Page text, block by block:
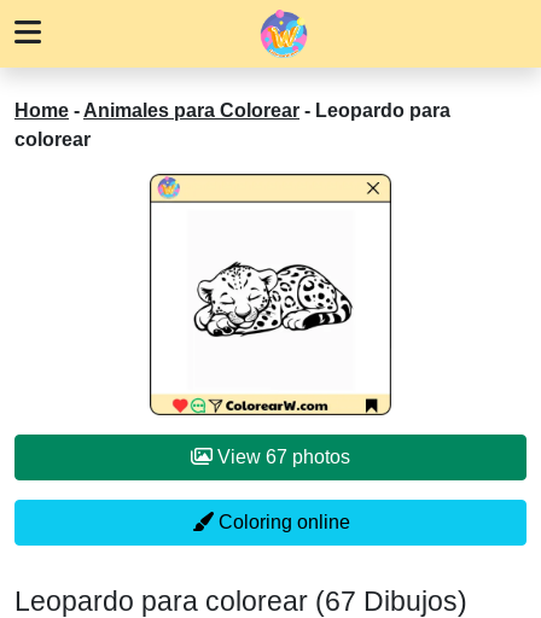
Home - Animales para Colorear - Leopardo para
colorear
View 67 photos
Coloring online
Leopardo para colorear (67 Dibujos)